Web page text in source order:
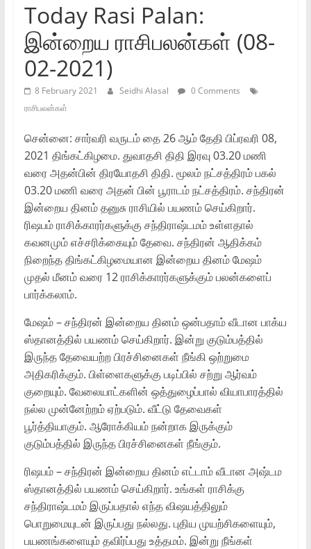
Today Rasi Palan:
இன்றைய ராசிபலன்கள் (08-
02-2021)
8 February 2021 Seidhi Alasal
0 Comments
ராசிபலன்கள்
சென்னை: சார்வரி வருடம் தை 26 ஆம் தேதி பிப்ரவரி 08,
2021 திங்கட்கிழமை. துவாதசி திதி இரவு 03.20 மணி
வரை அதன்பின் திரயோதசி திதி. மூலம் நட்சத்திரம் பகல்
03.20 மணி வரை அதன் பின் பூராடம் நட்சத்திரம். சந்திரன்
இன்றைய தினம் தனுசு ராசியில் பயணம் செய்கிறார்.
ரிஷபம் ராசிக்காரர்களுக்கு சந்திராஷ்டமம் உள்ளதால்
கவனமும் எச்சரிக்கையும் தேவை. சந்திரன் ஆதிக்கம்
நிறைந்த திங்கட்கிழமையான இன்றைய தினம் மேஷம்
முதல் மீனம் வரை 12 ராசிக்காரர்களுக்கும் பலன்களைப்
பார்க்கலாம்.
மேஷம் – சந்திரன் இன்றைய தினம் ஒன்பதாம் வீடான பாக்ய
ஸ்தானத்தில் பயணம் செய்கிறார். இன்று குடும்பத்தில்
இருந்த தேவையற்ற பிரச்சினைகள் நீங்கி ஒற்றுமை
அதிகரிக்கும். பிள்ளைகளுக்கு படிப்பில் சற்று ஆர்வம்
குறையும். வேலையாட்களின் ஒத்துழைப்பால் வியாபாரத்தில்
நல்ல முன்னேற்றம் ஏற்படும். வீட்டு தேவைகள்
பூர்த்தியாகும். ஆரோக்கியம் நன்றாக இருக்கும்
குடும்பத்தில் இருந்த பிரச்சினைகள் நீங்கும்.
ரிஷபம் – சந்திரன் இன்றைய தினம் எட்டாம் வீடான அஷ்டம
ஸ்தானத்தில் பயணம் செய்கிறார். உங்கள் ராசிக்கு
சந்திராஷ்டமம் இருப்பதால் எந்த விஷயத்திலும்
பொறுமையுடன் இருப்பது நல்லது. புதிய முயற்சிகளையும்,
பயணங்களையும் தவிர்ப்பது உத்தமம். இன்று நீங்கள்